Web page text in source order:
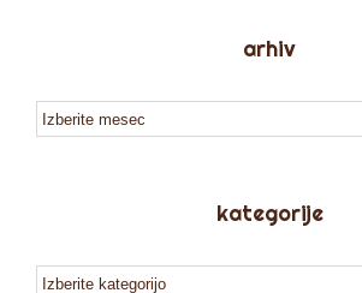
arhiv
arhiv
kategorije
kategorije